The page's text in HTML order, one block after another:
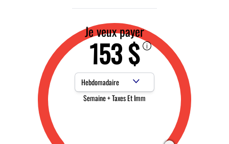
Je veux payer
153 $
Fréquence des paiements
Semaine + Taxes Et Imm